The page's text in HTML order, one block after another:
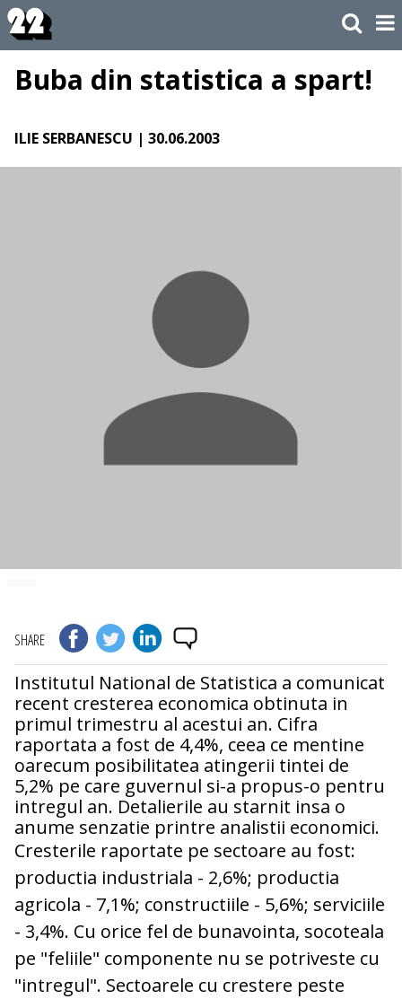
Buba din statistica a spart!
ILIE SERBANESCU | 30.06.2003
SHARE
Institutul National de Statistica a comunicat
recent cresterea economica obtinuta in
primul trimestru al acestui an. Cifra
raportata a fost de 4,4%, ceea ce mentine
oarecum posibilitatea atingerii tintei de
5,2% pe care guvernul si-a propus-o pentru
intregul an. Detalierile au starnit insa o
anume senzatie printre analistii economici.
Cresterile raportate pe sectoare au fost:
productia industriala - 2,6%; productia
agricola - 7,1%; constructiile - 5,6%; serviciile
- 3,4%. Cu orice fel de bunavointa, socoteala
pe "feliile" componente nu se potriveste cu
"intregul". Sectoarele cu crestere peste